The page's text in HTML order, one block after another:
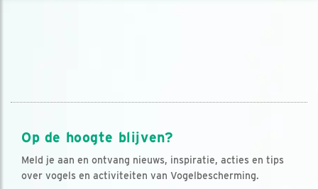
Op de hoogte blijven?
Meld je aan en ontvang nieuws, inspiratie, acties en tips
over vogels en activiteiten van Vogelbescherming.